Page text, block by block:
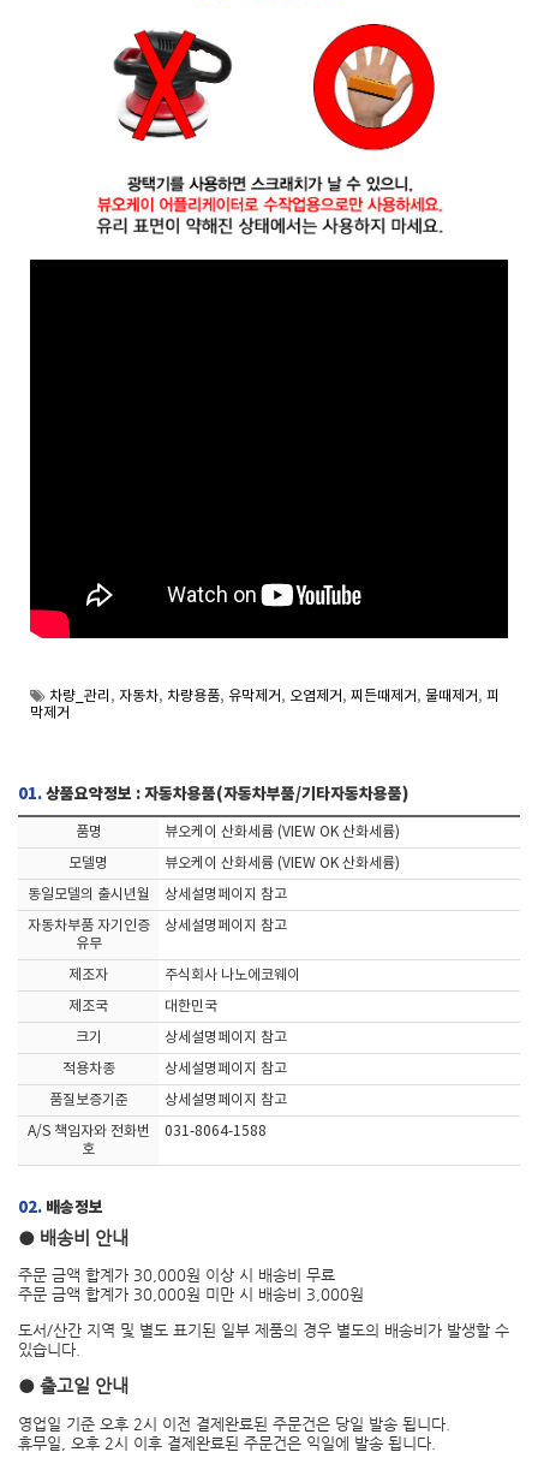
차량_관리 , 자동차, 차량용품, 유막제거 , 오염제거 , 찌든때제거 , 물때제거 , 피
막제거
01.상품요약정보 : 자동차용품(자동차부품/기타자동차용품)
품명
뷰오케이 산화세륨 (VIEW OK 산화세륨)
모델명
뷰오케이 산화세륨 (VIEW OK 산화세륨)
동일모델의 출시년월
상세설명페이지 참고
자동차부품 자기인증
유무
상세설명페이지 참고
제조자
주식회사 나노에코웨이
제조국
대한민국
크기
상세설명페이지 참고
적용차종
상세설명페이지 참고
품질보증기준
상세설명페이지 참고
A/S 책임자와 전화번
호
031-8064-1588
02. 배송정보
● 배송비 안내
주문 금액 합계가 30,000원 이상 시 배송비 무료
주문 금액 합계가 30,000원 미만 시 배송비 3,000원
도서/산간 지역 및 별도 표기된 일부 제품의 경우 별도의 배송비가 발생할 수
있습니다.
● 출고일 안내
영업일 기준 오후 2시 이전 결제완료된 주문건은 당일 발송 됩니다.
휴무일, 오후 2시 이후 결제완료된 주문건은 익일에 발송 됩니다.